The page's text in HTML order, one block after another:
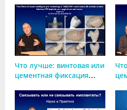
Что лучше: винтовая или
цементная фиксация
(руководство для врачей)